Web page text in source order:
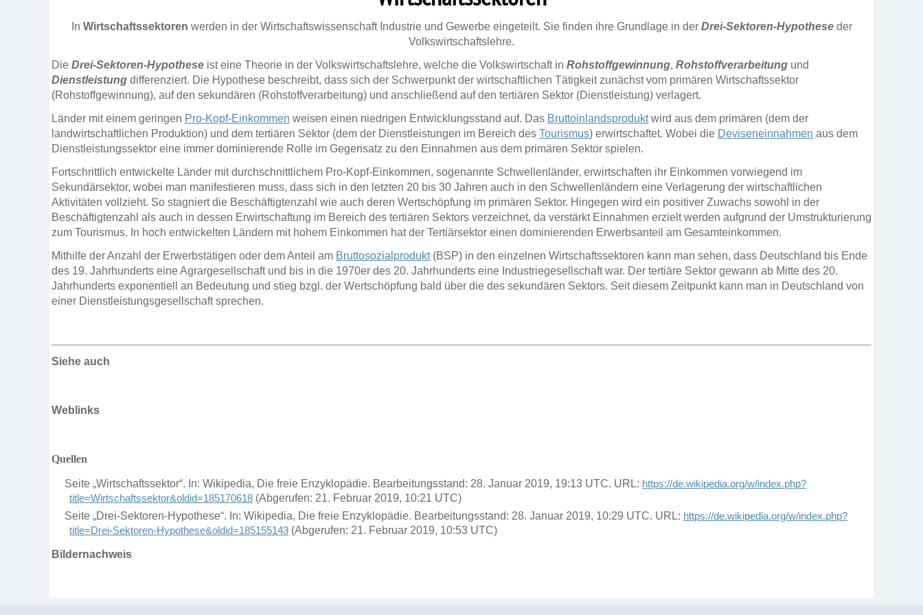
In Wirtschaftssektoren werden in der Wirtschaftswissenschaft Industrie und Gewerbe eingeteilt. Sie finden ihre Grundlage in der Drei-Sektoren-Hypotheseder
Volkswirtschaftslehre.
Die Drei-Sektoren-Hypothese ist eine Theorie in der Volkswirtschaftslehre, welche die Volkswirtschaft in Rohstoffgewinnung, Rohstoffverarbeitung und
Dienstleistung differenziert. Die Hypothese beschreibt, dass sich der Schwerpunkt der wirtschaftlichen Tätigkeit zunächst vom primären Wirtschaftssektor
(Rohstoffgewinnung), auf den sekundären (Rohstoffverarbeitung) und anschließend auf den tertiären Sektor (Dienstleistung) verlagert.
Länder mit einem geringen Pro-Kopf-Einkommen weisen einen niedrigen Entwicklungsstand auf. Das Bruttoinlandsproduktwird aus dem primären (dem der
landwirtschaftlichen Produktion) und dem tertiären Sektor (dem der Dienstleistungen im Bereich des Tourismus) erwirtschaftet. Wobei die Deviseneinnahmen aus dem
Dienstleistungssektor eine immer dominierende Rolle im Gegensatz zu den Einnahmen aus dem primären Sektor spielen.
Fortschrittlich entwickelte Länder mit durchschnittlichem Pro-Kopf-Einkommen, sogenannte Schwellenländer, erwirtschaften ihr Einkommen vorwiegend im
Sekundärsektor, wobei man manifestieren muss, dass sich in den letzten 20 bis 30 Jahren auch in den Schwellenländern eine Verlagerung der wirtschaftlichen
Aktivitäten vollzieht. So stagniert die Beschäftigtenzahl wie auch deren Wertschöpfung im primären Sektor. Hingegen wird ein positiver Zuwachs sowohl in der
Beschäftigtenzahl als auch in dessen Erwirtschaftung im Bereich des tertiären Sektors verzeichnet, da verstärkt Einnahmen erzielt werden aufgrund der Umstrukturierung
zum Tourismus. In hoch entwickelten Ländern mit hohem Einkommen hat der Tertiärsektor einen dominierenden Erwerbsanteil am Gesamteinkommen.
Mithilfe der Anzahl der Erwerbstätigen oder dem Anteil am Bruttosozialprodukt(BSP) in den einzelnen Wirtschaftssektoren kann man sehen, dass Deutschland bis Ende
des 19. Jahrhunderts eine Agrargesellschaft und bis in die 1970er des 20. Jahrhunderts eine Industriegesellschaft war. Der tertiäre Sektor gewann ab Mitte des 20.
Jahrhunderts exponentiell an Bedeutung und stieg bzgl. der Wertschöpfung bald über die des sekundären Sektors. Seit diesem Zeitpunkt kann man in Deutschland von
einer Dienstleistungsgesellschaft sprechen.
Siehe auch
Weblinks
Quellen
Seite „Wirtschaftssektor“. In: Wikipedia, Die freie Enzyklopädie. Bearbeitungsstand: 28. Januar 2019, 19:13 UTC. URL: https://de.wikipedia.org/w/index.php?
title=Wirtschaftssektor&oldid=185170618 (Abgerufen: 21. Februar 2019, 10:21 UTC)
Seite „Drei-Sektoren-Hypothese“. In: Wikipedia, Die freie Enzyklopädie. Bearbeitungsstand: 28. Januar 2019, 10:29 UTC. URL: https://de.wikipedia.org/w/index.php?
title=Drei-Sektoren-Hypothese&oldid=185155143 (Abgerufen: 21. Februar 2019, 10:53 UTC)
Bildernachweis